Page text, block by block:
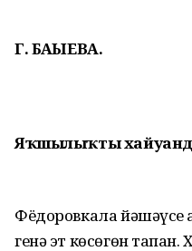
Г. БАҠЫЕВА.
Яҡшылыҡты
Фёдоровкала йәшәүсе
генә эт көсөгөн